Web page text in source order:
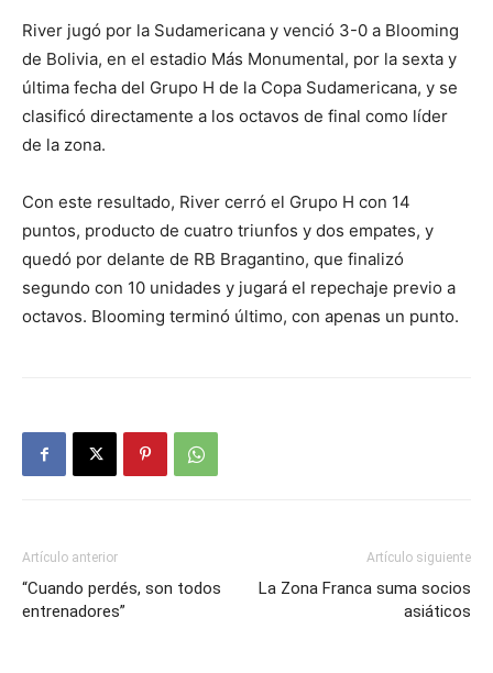
River jugó por la Sudamericana y venció 3-0 a Blooming
de Bolivia, en el estadio Más Monumental, por la sexta y
última fecha del Grupo H de la Copa Sudamericana, y se
clasificó directamente a los octavos de final como líder
de la zona.
Con este resultado, River cerró el Grupo H con 14
puntos, producto de cuatro triunfos y dos empates, y
quedó por delante de RB Bragantino, que finalizó
segundo con 10 unidades y jugará el repechaje previo a
octavos. Blooming terminó último, con apenas un punto.
Artículo anterior
“Cuando perdés, son todos
entrenadores”
Artículo siguiente
La Zona Franca suma socios
asiáticos